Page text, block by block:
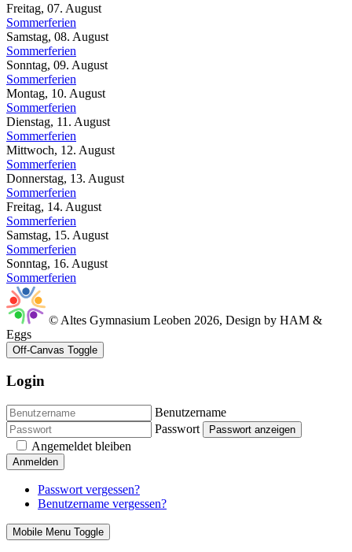
Freitag, 07. August
Sommerferien
Samstag, 08. August
Sommerferien
Sonntag, 09. August
Sommerferien
Montag, 10. August
Sommerferien
Dienstag, 11. August
Sommerferien
Mittwoch, 12. August
Sommerferien
Donnerstag, 13. August
Sommerferien
Freitag, 14. August
Sommerferien
Samstag, 15. August
Sommerferien
Sonntag, 16. August
Sommerferien
© Altes Gymnasium Leoben 2026, Design by HAM &
Eggs
Off-Canvas Toggle
Login
Benutzername
Passwort
Passwort anzeigen
Angemeldet bleiben
Anmelden
Passwort vergessen?
Benutzername vergessen?
Mobile Menu Toggle